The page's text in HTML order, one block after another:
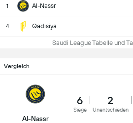
1 Al-Nassr
4 Qadisiya
Saudi League Tabelle und
Vergleich
Al-Nassr
6
Siege
2
Unentschieden